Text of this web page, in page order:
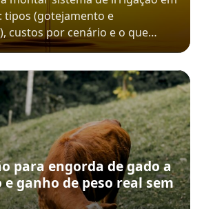
tipos (gotejamento e
custos por cenário e o que…
para engorda de gado a
ganho de peso real sem